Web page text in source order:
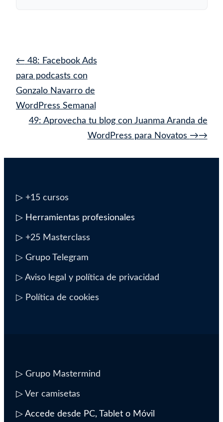
Navegación
de
entrada
← 48: Facebook Ads
para podcasts con
Gonzalo Navarro de
WordPress Semanal
49: Aprovecha tu blog con Juanma Aranda de
WordPress para Novatos
→
▷ +15 cursos
▷ Herramientas profesionales
▷ +25 Masterclass
▷ Grupo Telegram
▷ Aviso legal y política de privacidad
▷ Política de cookies
▷ Grupo Mastermind
▷ Ver camisetas
▷ Accede desde PC, Tablet o Móvil